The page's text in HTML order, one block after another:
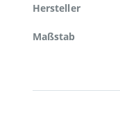
Hersteller
Maßstab